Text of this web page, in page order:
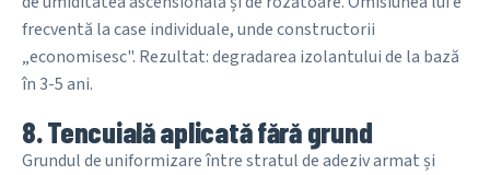
frecventă la case individuale, unde constructorii
„economisesc". Rezultat: degradarea izolantului de la bază
în 3-5 ani.
8. Tencuială aplicată fără grund
Grundul de uniformizare între stratul de adeziv armat și